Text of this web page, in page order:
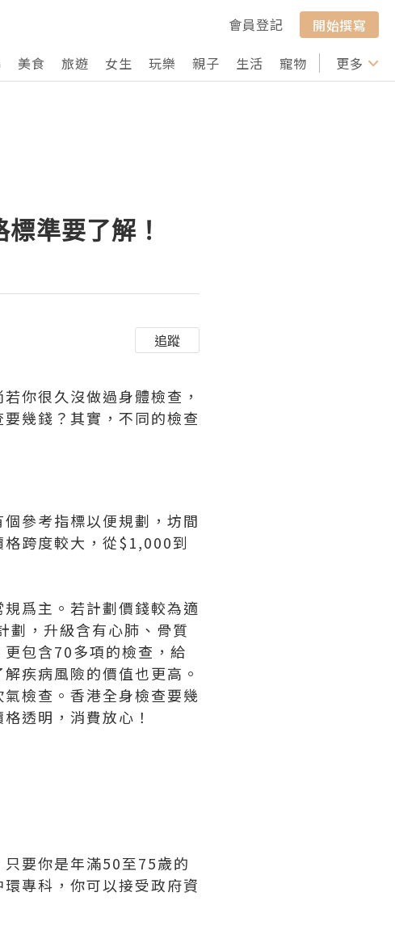
會員登記
開始撰寫
美食 旅遊 女生 玩樂 親子 生活 寵物 行山 打卡
更多
準要了解！
追蹤
你很久沒做過身體檢查，
幾錢？其實，不同的檢查
參考指標以便規劃，坊間
跨度較大，從$1,000到
爲主。若計劃價錢較為適
劃，升級含有心肺、骨質
包含70多項的檢查，給
疾病風險的價值也更高。
檢查。香港全身檢查要幾
透明，消費放心！
要你是年滿50至75歲的
專科，你可以接受政府資